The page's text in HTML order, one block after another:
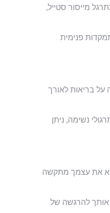
מייסור סטייל,
פנימית
על בריאות לאורך
נשימה, ניתן
את עצמך מתקשה
אותך להרגשה של